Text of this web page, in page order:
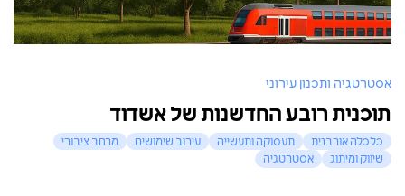
אסטרטגיה ותכנון עירוני
תוכנית רובע החדשנות של אשדוד
כלכלה אורבנית תעסוקה ותעשייה עירוב שימושים
מרחב ציבורי
שיווק ומיתוג
אסטרטגיה